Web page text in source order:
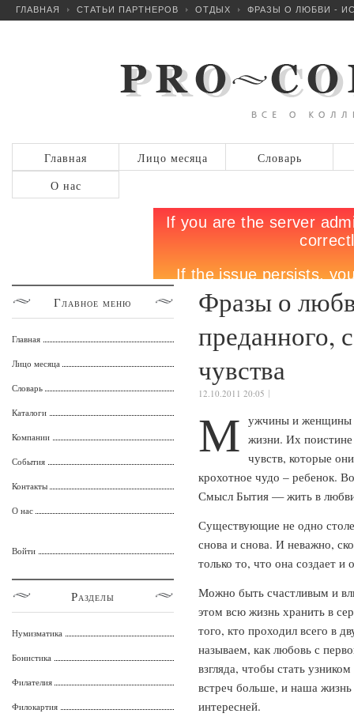
ГЛАВНАЯ СТАТЬИ ПАРТНЕРОВ ОТДЫХ ФРАЗЫ О ЛЮБВИ -
Главная Лицо месяца
Словарь
О нас
Фразы о
преданного,
чувства
12.10.2011 20:05
М ужчины и женщины
жизни. Их
чувств, которые
крохотное чудо – ребенок.
Смысл Бытия — жить в
Существующие не одно
снова и снова. И неважно,
только то, что она создает и
Можно быть счастливым и
этом всю жизнь хранить в
того, кто проходил всего в
называем, как любовь с
взгляда, чтобы стать
встреч больше, и наша
интересней.
Главное меню
Главная
Лицо месяца
Словарь
Каталоги
Компании
События
Контакты
О нас
Войти
Разделы
Нумизматика
Бонистика
Филателия
Филокартия